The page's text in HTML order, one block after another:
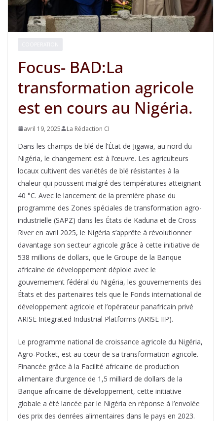
Focus- BAD:La
transformation agricole
est en cours au Nigéria.
avril 19, 2025 La Rédaction CI
Dans les champs de blé de l’État de Jigawa, au nord du
Nigéria, le changement est à l’œuvre. Les agriculteurs
locaux cultivent des variétés de blé résistantes à la
chaleur qui poussent malgré des températures atteignant
40 °C. Avec le lancement de la première phase du
programme des Zones spéciales de transformation agro-
industrielle (SAPZ) dans les États de Kaduna et de Cross
River en avril 2025, le Nigéria s’apprête à révolutionner
davantage son secteur agricole grâce à cette initiative de
538 millions de dollars, que le Groupe de la Banque
africaine de développement déploie avec le
gouvernement fédéral du Nigéria, les gouvernements des
États et des partenaires tels que le Fonds international de
développement agricole et l’opérateur panafricain privé
ARISE Integrated Industrial Platforms (ARISE IIP).
Le programme national de croissance agricole du Nigéria,
Agro-Pocket, est au cœur de sa transformation agricole.
Financée grâce à la Facilité africaine de production
alimentaire d’urgence de 1,5 milliard de dollars de la
Banque africaine de développement, cette initiative
globale a été lancée par le Nigéria en réponse à l’envolée
des prix des denrées alimentaires dans le pays en 2023.